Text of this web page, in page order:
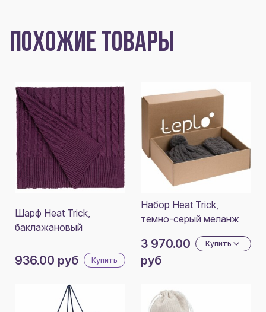
ПОХОЖИЕ ТОВАРЫ
Шарф Heat Trick,
баклажановый
936.00 руб Купить
Набор Heat Trick,
темно-серый меланж
3 970.00
руб
Купить